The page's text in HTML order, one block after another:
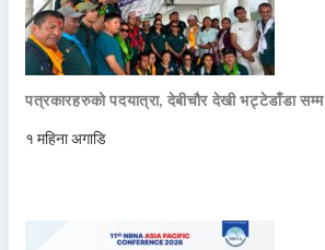
पत्रकारहरुको पदयात्रा, देबीचौर देखी भट्टेडाँडा सम्म
१ महिना अगाडि